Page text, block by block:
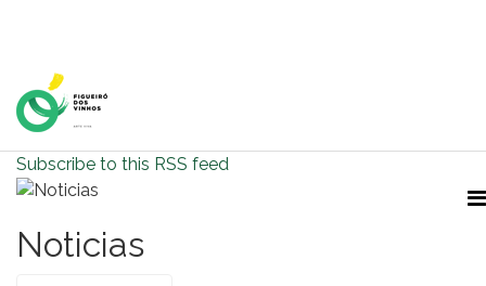
Subscribe to this RSS feed
Noticias